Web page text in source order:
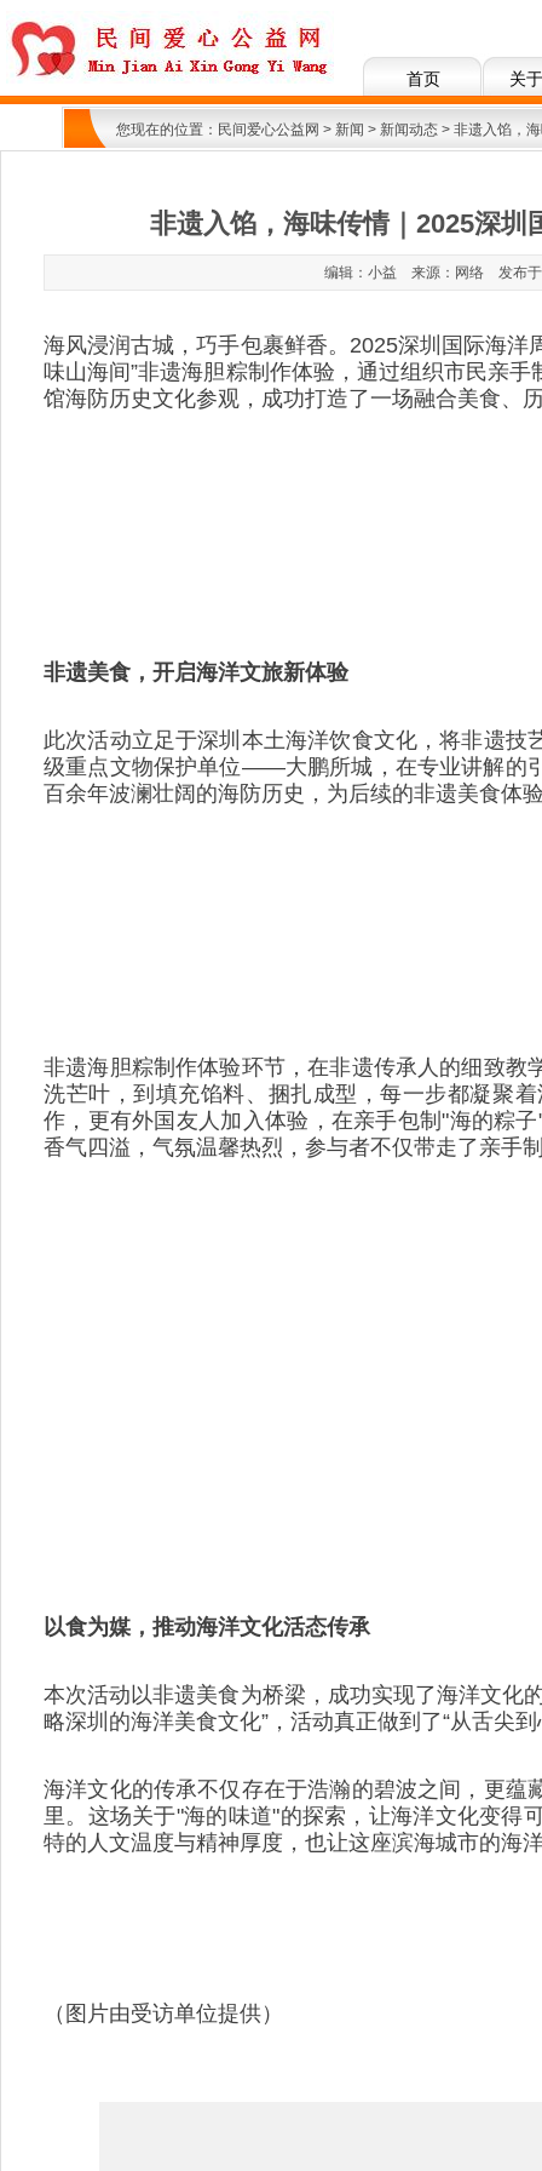
首页 关
您现在的位置： 民间爱心公益网 > 新闻 > 新闻动态 > 非遗入馅，
非遗入馅，海味传情｜2025深圳
编辑：小益 来源：网络 发布
海风浸润古城，巧手包裹鲜香。2025深圳国际海洋
味山海间”非遗海胆粽制作体验，通过组织市民亲
馆海防历史文化参观，成功打造了一场融合美食、
非遗美食，开启海洋文旅新体验
此次活动立足于深圳本土海洋饮食文化，将非遗
级重点文物保护单位——大鹏所城，在专业讲解的
百余年波澜壮阔的海防历史，为后续的非遗美食体
非遗海胆粽制作体验环节，在非遗传承人的细致
洗芒叶，到填充馅料、捆扎成型，每一步都凝聚
作，更有外国友人加入体验，在亲手包制"海的粽
香气四溢，气氛温馨热烈，参与者不仅带走了亲手
以食为媒，推动海洋文化活态传承
本次活动以非遗美食为桥梁，成功实现了海洋文化
略深圳的海洋美食文化”，活动真正做到了“从舌尖
海洋文化的传承不仅存在于浩瀚的碧波之间，更
里。这场关于"海的味道"的探索，让海洋文化变得
特的人文温度与精神厚度，也让这座滨海城市的海
（图片由受访单位提供）